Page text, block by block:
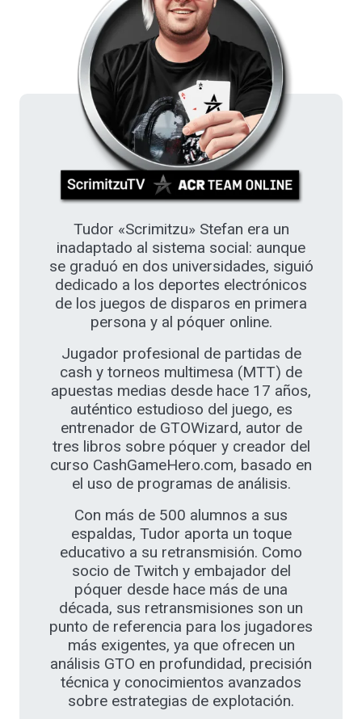
Tudor «Scrimitzu» Stefan era un
inadaptado al sistema social: aunque
se graduó en dos universidades, siguió
dedicado a los deportes electrónicos
de los juegos de disparos en primera
persona y al póquer online.
Jugador profesional de partidas de
cash y torneos multimesa (MTT) de
apuestas medias desde hace 17 años,
auténtico estudioso del juego, es
entrenador de GTOWizard, autor de
tres libros sobre póquer y creador del
curso CashGameHero.com, basado en
el uso de programas de análisis.
Con más de 500 alumnos a sus
espaldas, Tudor aporta un toque
educativo a su retransmisión. Como
socio de Twitch y embajador del
póquer desde hace más de una
década, sus retransmisiones son un
punto de referencia para los jugadores
más exigentes, ya que ofrecen un
análisis GTO en profundidad, precisión
técnica y conocimientos avanzados
sobre estrategias de explotación.